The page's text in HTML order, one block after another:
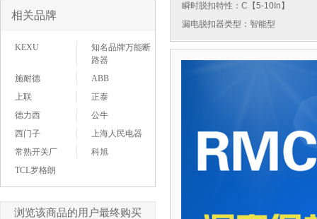
相关品牌
KEXU
知名品牌万能断
路器
施耐德
ABB
上联
正泰
德力西
公牛
西门子
上海人民电器
常熟开关厂
科旭
TCL罗格朗
浏览该商品的用户最终购买
瞬时脱扣特性：C【5-10In】
漏电脱扣器类型：智能型